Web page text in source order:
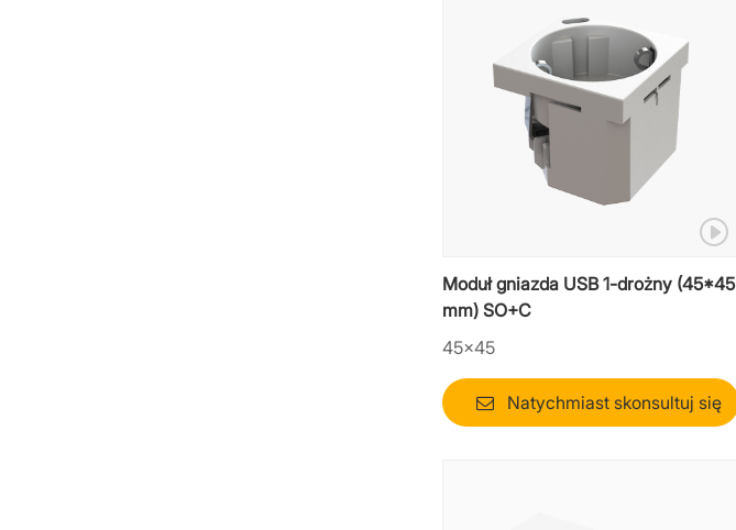
Moduł gniazda USB 1-drożny (45*45
mm) SO+C
45×45
Natychmiast skonsultuj się